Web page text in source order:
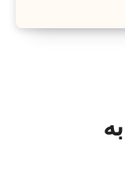
معنی کلمه Agree به